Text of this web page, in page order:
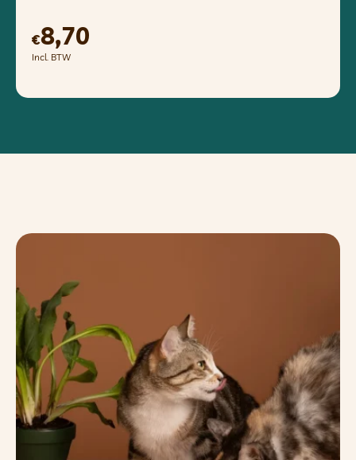
€8,70
Incl. BTW